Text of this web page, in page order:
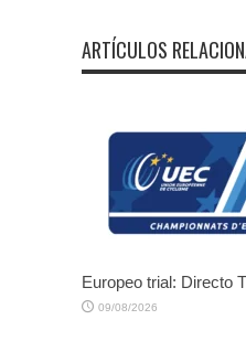
ARTÍCULOS
Europeo trial: Directo
09/08/2026